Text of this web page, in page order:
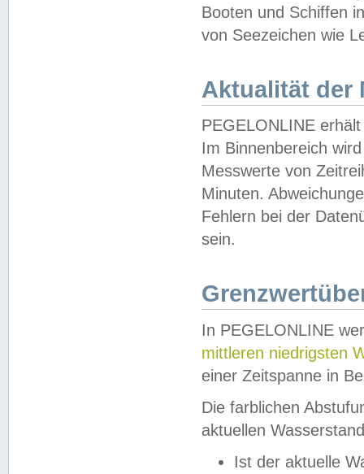
Booten und Schiffen
von Seezeichen wie
Aktualität der
PEGELONLINE
Im Binnenbereich
Messwerte von
Minuten.
Fehlern bei der
sein.
In PEGELONLINE
mittleren niedrigsten
einer Zeitspanne in
Die farblichen
aktuellen
Ist der aktuelle